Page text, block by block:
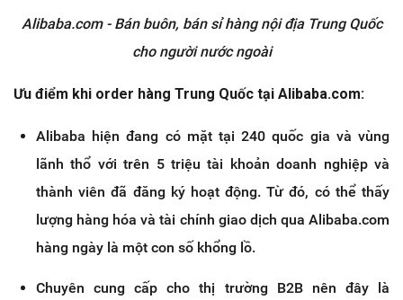
Alibaba.com - Bán buôn, bán sỉ hàng nội địa Trung Quốc
cho người nước ngoài
Ưu điểm khi order hàng Trung Quốc tại Alibaba.com:
Alibaba hiện đang có mặt tại 240 quốc gia và vùng
lãnh thổ với trên 5 triệu tài khoản doanh nghiệp và
thành viên đã đăng ký hoạt động. Từ đó, có thể thấy
lượng hàng hóa và tài chính giao dịch qua Alibaba.com
hàng ngày là một con số khổng lồ.
Chuyên cung cấp cho thị trường B2B nên đây là